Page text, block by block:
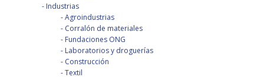
Industrias
Agroindustrias
Corralón de materiales
Fundaciones ONG
Laboratorios y droguerías
Construcción
Textil